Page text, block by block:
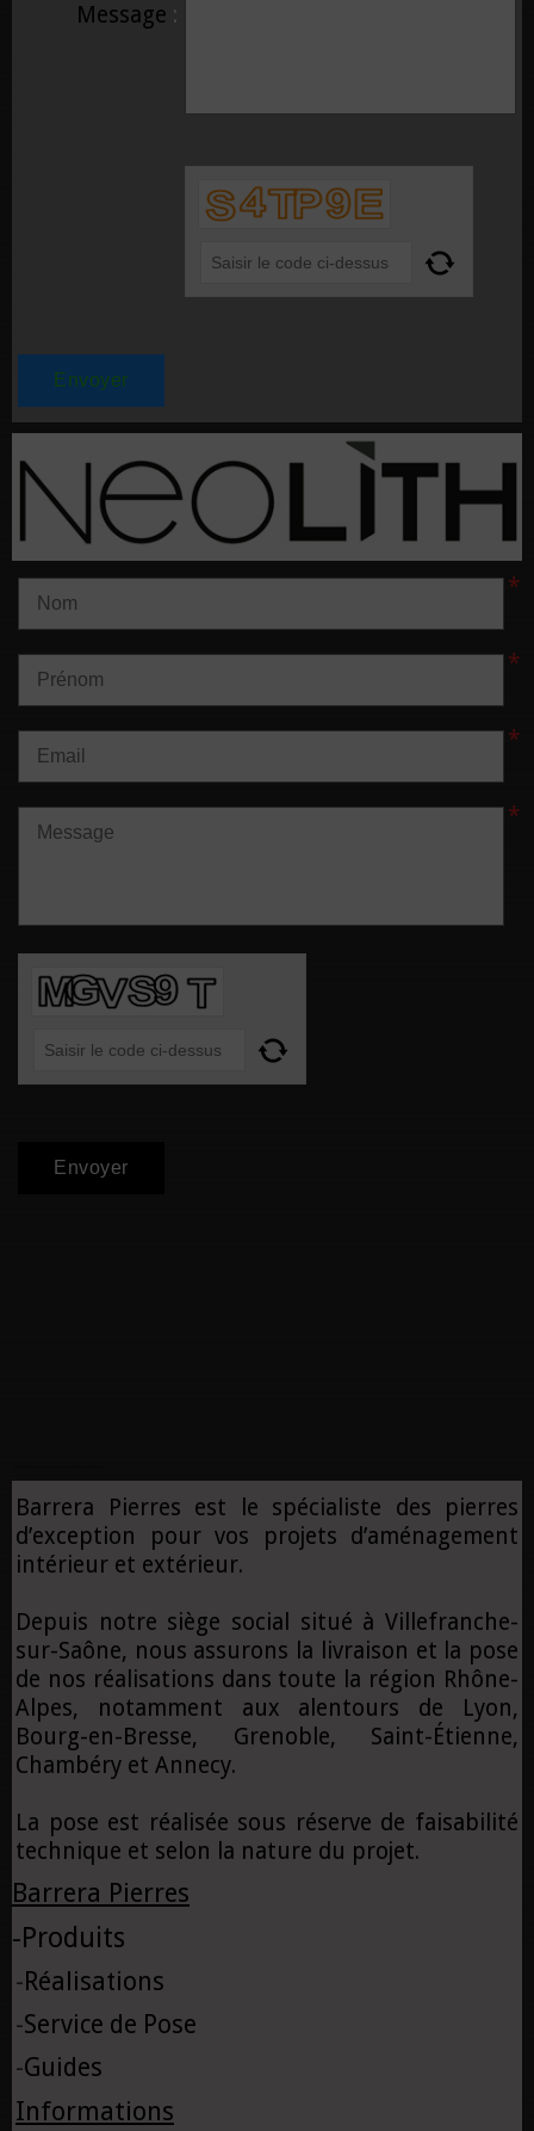
Message
Barrera Pierres est le spécialiste des pierres
d’exception pour vos projets d’aménagement
intérieur et extérieur.
Depuis notre siège social situé à Villefranche-
sur-Saône, nous assurons la livraison et la pose
de nos réalisations dans toute la région Rhône-
Alpes, notamment aux alentours de Lyon,
Bourg-en-Bresse, Grenoble, Saint-Étienne,
Chambéry et Annecy.
La pose est réalisée sous réserve de faisabilité
technique et selon la nature du projet.
Barrera Pierres
-Produits
- Réalisations
-Service de Pose
-Guides
Informations